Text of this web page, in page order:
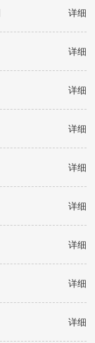
详细
详细
详细
详细
详细
详细
详细
详细
详细